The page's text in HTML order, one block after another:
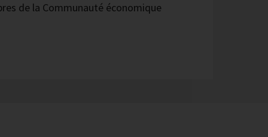
de la Communauté économique